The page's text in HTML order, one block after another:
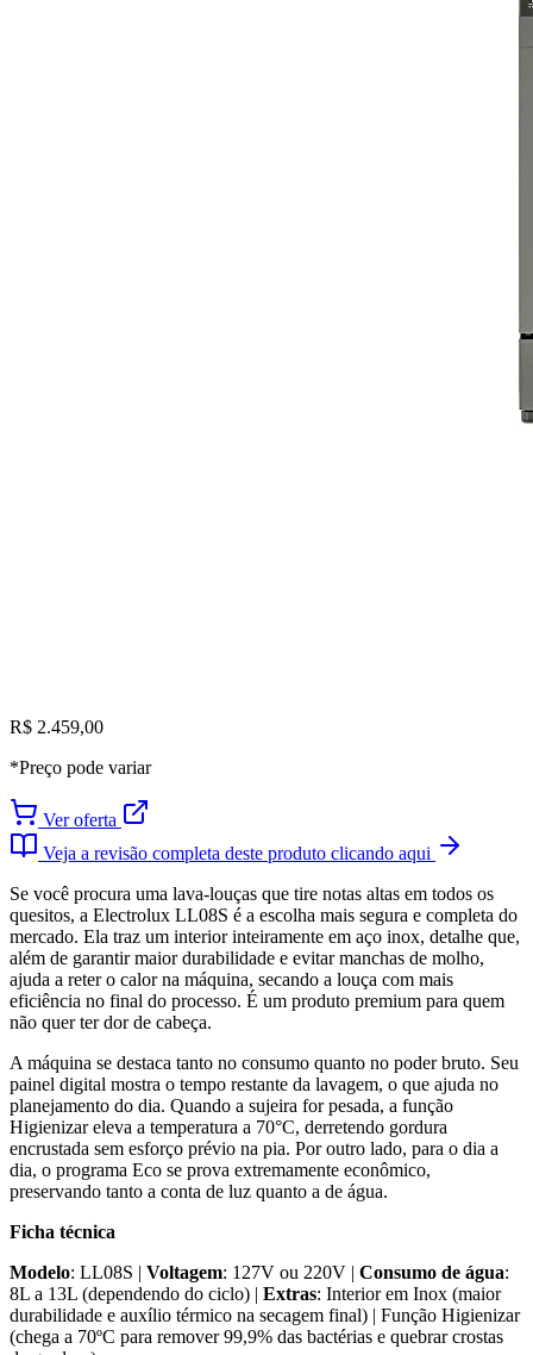
R$ 2.459,00
*Preço pode variar
Ver oferta
Veja a revisão completa deste produto clicando aqui
Se você procura uma lava-louças que tire notas altas em todos os
quesitos, a Electrolux LL08S é a escolha mais segura e completa do
mercado. Ela traz um interior inteiramente em aço inox, detalhe que,
além de garantir maior durabilidade e evitar manchas de molho,
ajuda a reter o calor na máquina, secando a louça com mais
eficiência no final do processo. É um produto premium para quem
não quer ter dor de cabeça.
A máquina se destaca tanto no consumo quanto no poder bruto. Seu
painel digital mostra o tempo restante da lavagem, o que ajuda no
planejamento do dia. Quando a sujeira for pesada, a função
Higienizar eleva a temperatura a 70°C, derretendo gordura
encrustada sem esforço prévio na pia. Por outro lado, para o dia a
dia, o programa Eco se prova extremamente econômico,
preservando tanto a conta de luz quanto a de água.
Ficha técnica
Modelo: LL08S | Voltagem: 127V ou 220V | Consumo de água:
8L a 13L (dependendo do ciclo) | Extras: Interior em Inox (maior
durabilidade e auxílio térmico na secagem final) | Função Higienizar
(chega a 70ºC para remover 99,9% das bactérias e quebrar crostas